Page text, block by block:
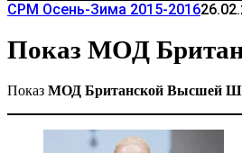
CPM Осень-Зима 2015-2016
Показ МОД
Показ МОД Британской Высшей